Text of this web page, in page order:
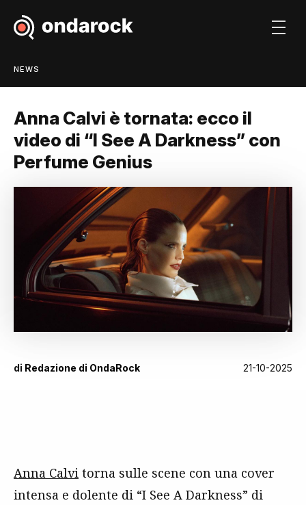
NEWS
Anna Calvi è tornata: ecco il
video di “I See A Darkness” con
Perfume Genius
di Redazione di OndaRock 21-10-2025
Anna Calvi torna sulle scene con una cover
intensa e dolente di “I See A Darkness” di